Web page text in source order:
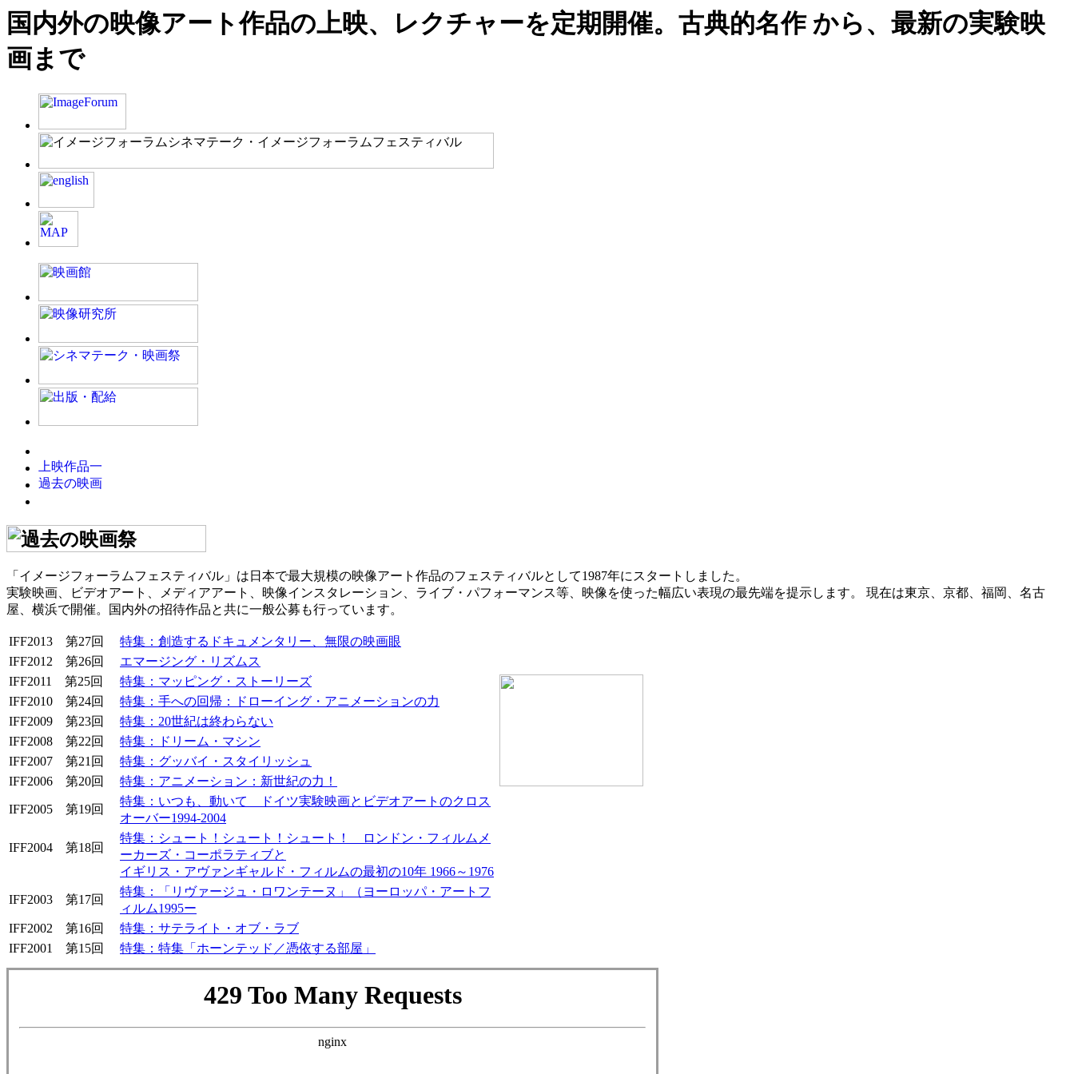
国内外の映像アート作品の上映、レクチャーを定期開催。古典的名作 から、最新の実験映
画まで
「イメージフォーラムフェスティバル」は日本で最大規模の映像アート作品のフェスティバルとして1987年にスタートしました。
実験映画、ビデオアート、メディアアート、映像インスタレーション、ライブ・パフォーマンス等、映像を使った幅広い表現の最先端を提示します。 現在は東京、京都、福岡、名古
屋、横浜で開催。国内外の招待作品と共に一般公募も行っています。
IFF2013 第27回
特集：創造するドキュメンタリー、無限の映画眼
IFF2012 第26回
エマージング・リズムス
IFF2011 第25回
特集：マッピング・ストーリーズ
IFF2010 第24回
特集：手への回帰：ドローイング・アニメーションの力
IFF2009 第23回
特集：20世紀は終わらない
IFF2008 第22回
特集：ドリーム・マシン
IFF2007 第21回
特集：グッバイ・スタイリッシュ
IFF2006 第20回
特集：アニメーション：新世紀の力！
IFF2005 第19回
特集：いつも、動いて ドイツ実験映画とビデオアートのクロス
オーバー1994-2004
IFF2004 第18回
特集：シュート！シュート！シュート！ ロンドン・フィルムメ
ーカーズ・コーポラティブと
イギリス・アヴァンギャルド・フィルムの最初の10年 1966～1976
IFF2003 第17回
特集：「リヴァージュ・ロワンテーヌ」（ヨーロッパ・アートフ
ィルム1995ー
IFF2002 第16回
特集：サテライト・オブ・ラブ
IFF2001 第15回
特集：特集「ホーンテッド／憑依する部屋」